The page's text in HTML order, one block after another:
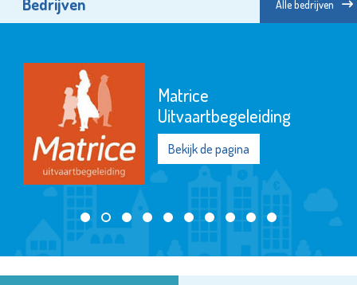
Bedrijven Alle bedrijven
Matrice
Uitvaartbegeleiding
Bekijk de pagina